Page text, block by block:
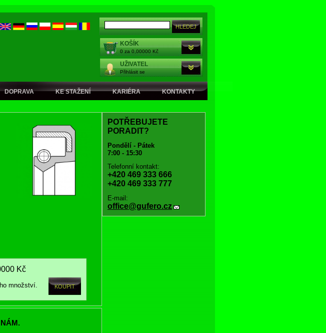
KOŠÍK
0 za 0,00000 Kč
UŽIVATEL
Přihlásit se
DOPRAVA KE STAŽENÍ KARIÉRA KONTAKTY
Kč
množství.
POTŘEBUJETE
PORADIT?
Pondělí - Pátek
7:00 - 15:30
Telefonní kontakt:
+420 469 333 666
+420 469 333 777
E-mail:
office@gufero.cz